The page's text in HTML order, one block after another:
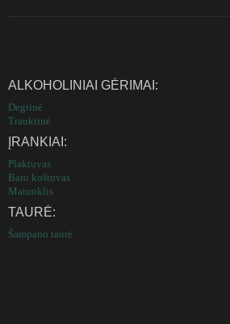
ALKOHOLINIAI GĖRIMAI:
Degtinė
Trauktinė
ĮRANKIAI:
Plaktuvas
Baro koštuvas
Matuoklis
TAURĖ:
Šampano taurė